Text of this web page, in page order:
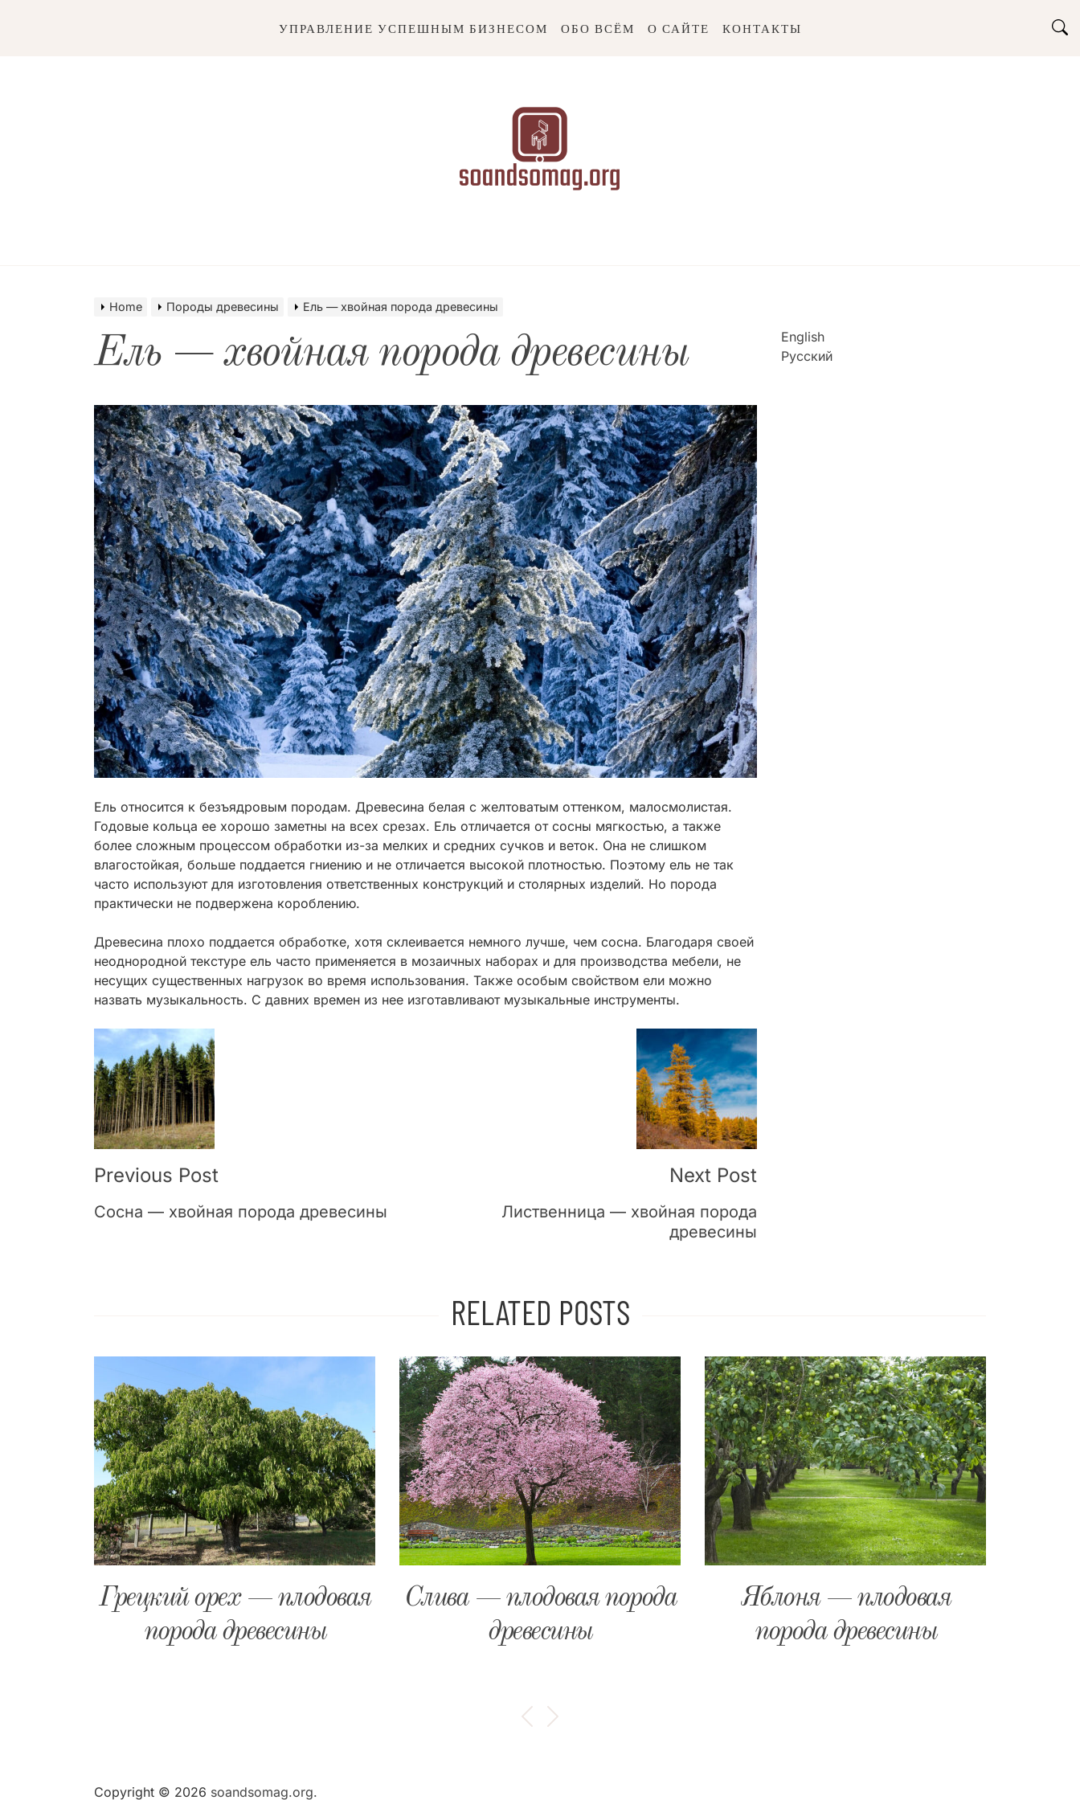
УПРАВЛЕНИЕ УСПЕШНЫМ БИЗНЕСОМ ОБО ВСЁМ О САЙТЕ КОНТАКТЫ
soandsomag.org
Home Породы древесины Ель — хвойная порода древесины
Ель — хвойная порода древесины
Ель относится к безъядровым породам. Древесина белая с желтоватым оттенком, малосмолистая.
Годовые кольца ее хорошо заметны на всех срезах. Ель отличается от сосны мягкостью, а также
более сложным процессом обработки из-за мелких и средних сучков и веток. Она не слишком
влагостойкая, больше поддается гниению и не отличается высокой плотностью. Поэтому ель не так
часто используют для изготовления ответственных конструкций и столярных изделий. Но порода
практически не подвержена короблению.
Древесина плохо поддается обработке, хотя склеивается немного лучше, чем сосна. Благодаря своей
неоднородной текстуре ель часто применяется в мозаичных наборах и для производства мебели, не
несущих существенных нагрузок во время использования. Также особым свойством ели можно
назвать музыкальность. С давних времен из нее изготавливают музыкальные инструменты.
Post
Navigation
Previous Post
Сосна — хвойная порода древесины
Next Post
Лиственница — хвойная порода
древесины
English
Русский
RELATED POSTS
Грецкий орех — плодовая
порода древесины
Слива — плодовая порода
древесины
Яблоня — плодовая
порода древесины
Copyright © 2026 soandsomag.org.